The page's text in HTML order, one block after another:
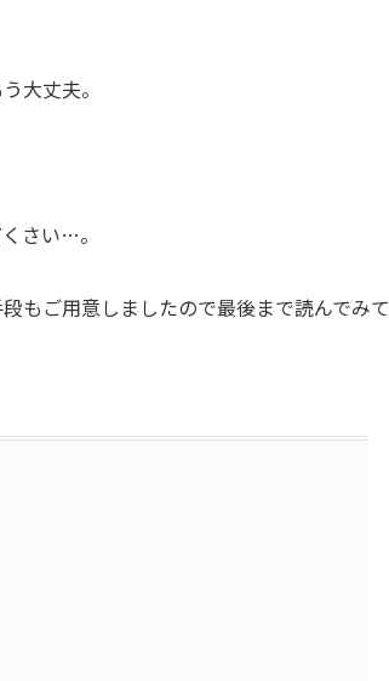
大丈夫。
さい…。
もご用意しましたので最後まで読んでみて